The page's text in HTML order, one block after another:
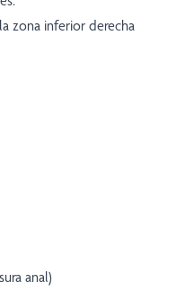
zona inferior derecha
anal)